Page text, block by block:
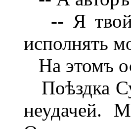
-- Я твой
исполнять
На этомъ
Поѣздка
неудачей.